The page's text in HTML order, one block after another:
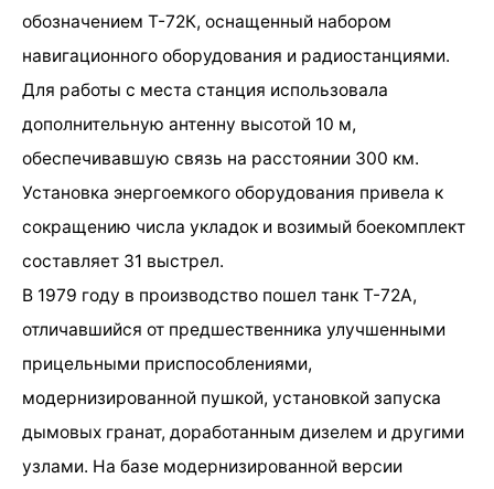
обозначением Т-72К, оснащенный набором
навигационного оборудования и радиостанциями.
Для работы с места станция использовала
дополнительную антенну высотой 10 м,
обеспечивавшую связь на расстоянии 300 км.
Установка энергоемкого оборудования привела к
сокращению числа укладок и возимый боекомплект
составляет 31 выстрел.
В 1979 году в производство пошел танк Т-72А,
отличавшийся от предшественника улучшенными
прицельными приспособлениями,
модернизированной пушкой, установкой запуска
дымовых гранат, доработанным дизелем и другими
узлами. На базе модернизированной версии